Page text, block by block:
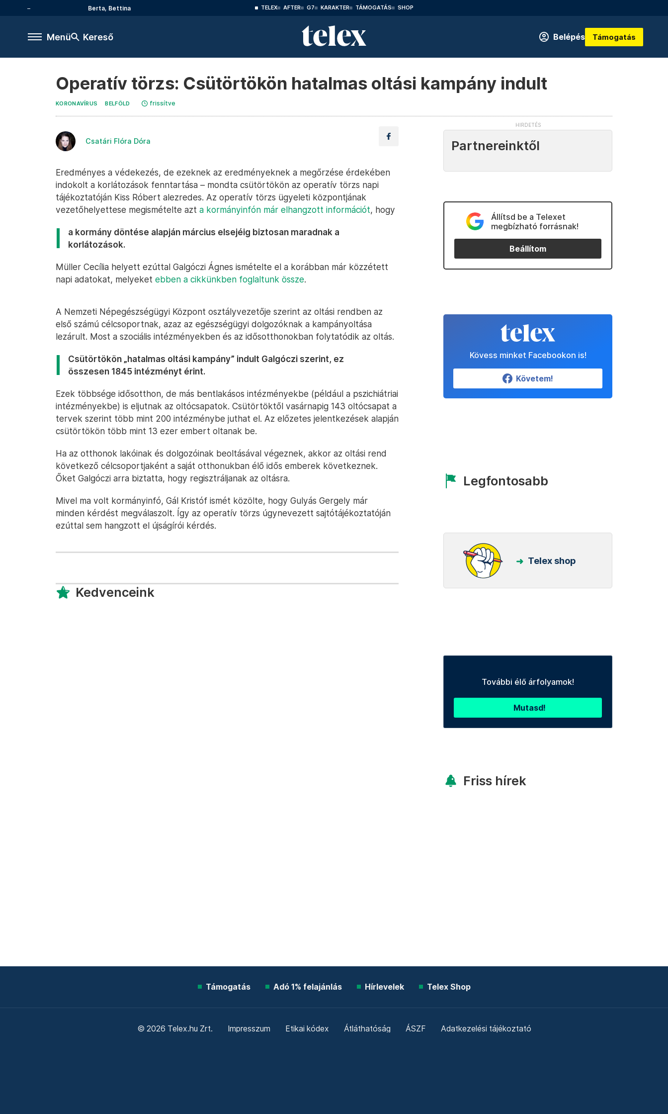
Berta, Bettina TELEX AFTER G7 KARAKTER TÁMOGATÁS SHOP
Menü Kereső Belépés Támogatás
Operatív törzs: Csütörtökön hatalmas oltási kampány indult
KORONAVÍRUS BELFÖLD frissítve
Csatári Flóra Dóra
Eredményes a védekezés, de ezeknek az eredményeknek a megőrzése érdekében
indokolt a korlátozások fenntartása – mondta csütörtökön az operatív törzs napi
tájékoztatóján Kiss Róbert alezredes. Az operatív törzs ügyeleti központjának
vezetőhelyettese megismételte azt a kormányinfón már elhangzott információt, hogy
a kormány döntése alapján március elsejéig biztosan maradnak a
korlátozások.
Müller Cecília helyett ezúttal Galgóczi Ágnes ismételte el a korábban már közzétett
napi adatokat, melyeket ebben a cikkünkben foglaltunk össze.
A Nemzeti Népegészségügyi Központ osztályvezetője szerint az oltási rendben az
első számú célcsoportnak, azaz az egészségügyi dolgozóknak a kampányoltása
lezárult. Most a szociális intézményekben és az idősotthonokban folytatódik az oltás.
Csütörtökön „hatalmas oltási kampány” indult Galgóczi szerint, ez
összesen 1845 intézményt érint.
Ezek többsége idősotthon, de más bentlakásos intézményekbe (például a pszichiátriai
intézményekbe) is eljutnak az oltócsapatok. Csütörtöktől vasárnapig 143 oltócsapat a
tervek szerint több mint 200 intézménybe juthat el. Az előzetes jelentkezések alapján
csütörtökön több mint 13 ezer embert oltanak be.
Ha az otthonok lakóinak és dolgozóinak beoltásával végeznek, akkor az oltási rend
következő célcsoportjaként a saját otthonukban élő idős emberek következnek.
Őket Galgóczi arra biztatta, hogy regisztráljanak az oltásra.
Mivel ma volt kormányinfó, Gál Kristóf ismét közölte, hogy Gulyás Gergely már
minden kérdést megválaszolt. Így az operatív törzs úgynevezett sajtótájékoztatóján
ezúttal sem hangzott el újságírói kérdés.
Kedvenceink
Partnereinktől
Állítsd be a Telexet
megbízható forrásnak!
Beállítom
Kövess minket Facebookon is!
Követem!
Legfontosabb
Telex shop
További élő árfolyamok!
Mutasd!
Friss hírek
Támogatás Adó 1% felajánlás Hírlevelek Telex Shop
© 2026 Telex.hu Zrt. Impresszum Etikai kódex Átláthatóság ÁSZF Adatkezelési tájékoztató